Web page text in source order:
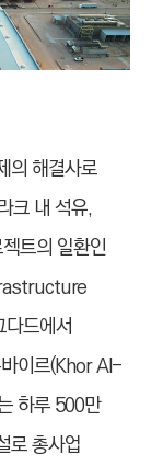
의 해결사로
크 내 석유,
트의 일환인
드에서
이르(Khor Al-
하루 500만
로 총사업